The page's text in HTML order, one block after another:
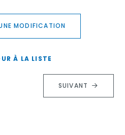
MODIFICATION
À LA LISTE
SUIVANT